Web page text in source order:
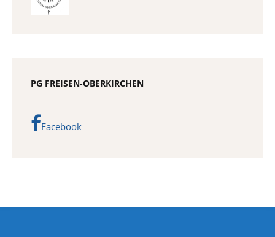
PG FREISEN-OBERKIRCHEN
Facebook